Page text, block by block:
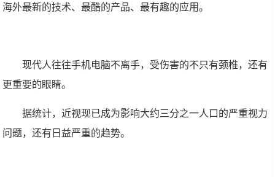
海外最新的技术、最酷的产品、最有趣的应用。
现代人往往手机电脑不离手，受伤害的不只有颈椎，还有
更重要的眼睛。
据统计，近视现已成为影响大约三分之一人口的严重视力
问题，还有日益严重的趋势。